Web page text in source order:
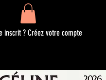
inscrit ? Créez votre compte